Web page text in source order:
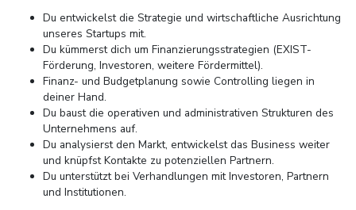
Du entwickelst die Strategie und wirtschaftliche Ausrichtung
unseres Startups mit.
Du kümmerst dich um Finanzierungsstrategien (EXIST-
Förderung, Investoren, weitere Fördermittel).
Finanz- und Budgetplanung sowie Controlling liegen in
deiner Hand.
Du baust die operativen und administrativen Strukturen des
Unternehmens auf.
Du analysierst den Markt, entwickelst das Business weiter
und knüpfst Kontakte zu potenziellen Partnern.
Du unterstützt bei Verhandlungen mit Investoren, Partnern
und Institutionen.